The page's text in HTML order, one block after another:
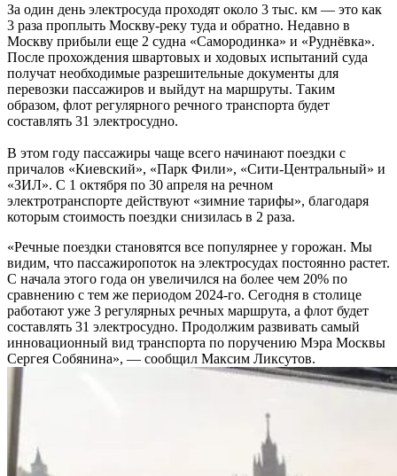
За один день электросуда проходят около 3 тыс. км — это как
3 раза проплыть Москву-реку туда и обратно. Недавно в
Москву прибыли еще 2 судна «Самородинка» и «Руднёвка».
После прохождения швартовых и ходовых испытаний суда
получат необходимые разрешительные документы для
перевозки пассажиров и выйдут на маршруты. Таким
образом, флот регулярного речного транспорта будет
составлять 31 электросудно.
В этом году пассажиры чаще всего начинают поездки с
причалов «Киевский», «Парк Фили», «Сити-Центральный» и
«ЗИЛ». С 1 октября по 30 апреля на речном
электротранспорте действуют «зимние тарифы», благодаря
которым стоимость поездки снизилась в 2 раза.
«Речные поездки становятся все популярнее у горожан. Мы
видим, что пассажиропоток на электросудах постоянно растет.
С начала этого года он увеличился на более чем 20% по
сравнению с тем же периодом 2024-го. Сегодня в столице
работают уже 3 регулярных речных маршрута, а флот будет
составлять 31 электросудно. Продолжим развивать самый
инновационный вид транспорта по поручению Мэра Москвы
Сергея Собянина», — сообщил Максим Ликсутов.